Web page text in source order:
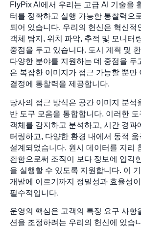
FlyPix AI에서 우리는 고급 AI 기술을
터를 정확하고 실행 가능한 통찰력으
되어 있습니다. 우리의 헌신은 혁신적
객체 탐지, 위치 파악, 추적 및 모니터
중점을 두고 있습니다. 도시 계획 및
다양한 분야를 지원하는 데 중점을 두
은 복잡한 이미지가 접근 가능할 뿐만
결정에 통찰력을 제공합니다.
당사의 접근 방식은 공간 이미지 분석
반 도구 모음을 통합합니다. 이러한
객체를 감지하고 분석하고, 시간 경과
터링하고, 다양한 환경 내에서 동적
설계되었습니다. 원시 데이터를 지리
환함으로써 조직이 보다 정보에 입각
을 실행할 수 있도록 지원합니다. 이
개발에 이르기까지 정밀성과 효율성
필수적입니다.
운영의 핵심은 고객의 특정 요구 사항
션을 조정하려는 우리의 헌신에 있습